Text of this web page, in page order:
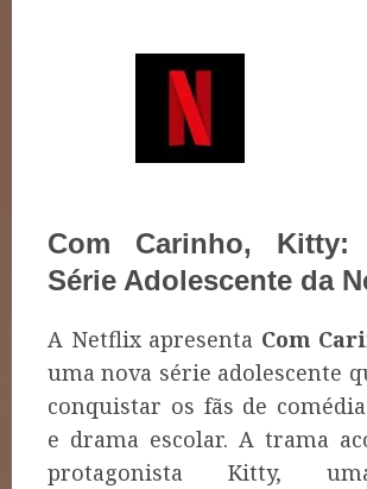
Com Carinho, Kitty:
Série Adolescente da
A Netflix apresenta Com
uma nova série adolescente
conquistar os fãs de
e drama escolar. A trama
protagonista Kitty,